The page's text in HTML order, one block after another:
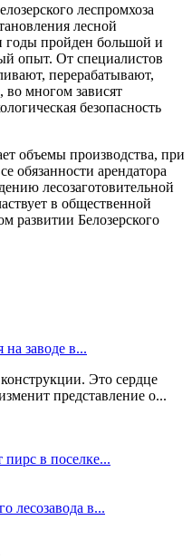
леспромхоза
лесной
годы пройден большой и
опыт. От специалистов
перерабатывают,
во многом зависят
безопасность
объемы производства, при
обязанности арендатора
лесозаготовительной
в общественной
развитии Белозерского
заводе в...
Это сердце
представление о...
пирс в поселке...
лесозавода в...